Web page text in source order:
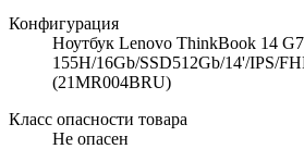
Конфигурация
Ноутбук Lenovo ThinkBook 14
155H/16Gb/SSD512Gb/14'/IPS/
(21MR004BRU)
Класс опасности товара
Не опасен